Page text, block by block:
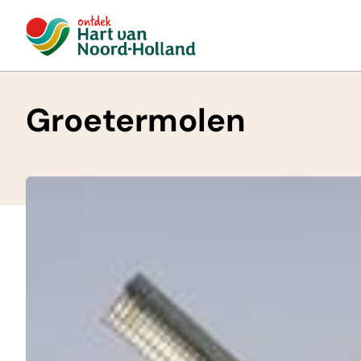
Groetermolen